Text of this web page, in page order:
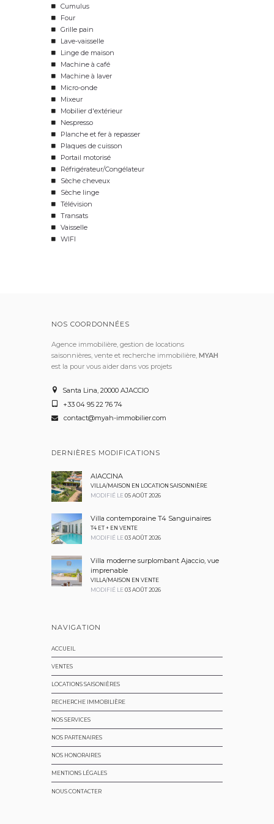
Cumulus
Four
Grille pain
Lave-vaisselle
Linge de maison
Machine à café
Machine à laver
Micro-onde
Mixeur
Mobilier d'extérieur
Nespresso
Planche et fer à repasser
Plaques de cuisson
Portail motorisé
Réfrigérateur/Congélateur
Sèche cheveux
Sèche linge
Télévision
Transats
Vaisselle
WIFI
NOS COORDONNÉES
Agence immobilière, gestion de locations
saisonnières, vente et recherche immobilière, MYAH
est la pour vous aider dans vos projets
Santa Lina, 20000 AJACCIO
+33 04 95 22 76 74
contact@myah-immobilier.com
DERNIÈRES MODIFICATIONS
AIACCINA
VILLA/MAISON EN LOCATION SAISONNIÈRE
MODIFIÉ LE 05 AOÛT 2026
Villa contemporaine T4 Sanguinaires
T4 ET + EN VENTE
MODIFIÉ LE 03 AOÛT 2026
Villa moderne surplombant Ajaccio, vue
imprenable
VILLA/MAISON EN VENTE
MODIFIÉ LE 03 AOÛT 2026
NAVIGATION
ACCUEIL
VENTES
LOCATIONS SAISONIÈRES
RECHERCHE IMMOBILIÈRE
NOS SERVICES
NOS PARTENAIRES
NOS HONORAIRES
MENTIONS LÉGALES
NOUS CONTACTER